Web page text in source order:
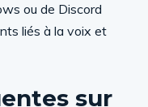
ou de Discord
liés à la voix et
sur